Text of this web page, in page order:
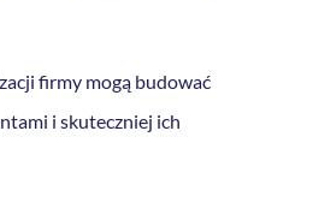
firmy mogą budować
i skuteczniej ich